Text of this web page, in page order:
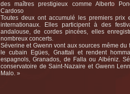
des maîtres prestigieux comme Alberto
Cardoso
Toutes deux ont accumulé les premiers prix
internationaux. Elles participent à des
andalouse, de cordes pincées, elles
nombreux concerts.
Séverine et Gwenn vont aux sources même
le cubain Egües, Gnattali et rendent
espagnols, Granados, de Falla ou Albéniz.
conservatoire de Saint-Nazaire et Gwenn
Malo. »